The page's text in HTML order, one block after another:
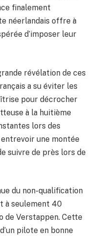
finalement
néerlandais offre à
d’imposer leur
révélation de ces
a su éviter les
pour décrocher
à la huitième
lors des
entrevoir une montée
suivre de près lors de
du non-qualification
à seulement 40
de Verstappen. Cette
pilote en bonne